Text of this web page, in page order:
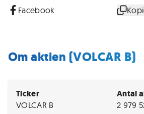
Facebook
Om aktien (VOLCAR B)
Ticker
VOLCAR B
Antal
2 979